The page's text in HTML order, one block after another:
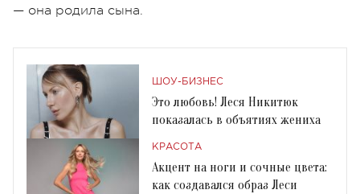
— она родила сына.
ШОУ-БИЗНЕС
Это любовь! Леся Никитюк
показалась в объятиях жениха
КРАСОТА
Акцент на ноги и сочные цвета:
как создавался образ Леси